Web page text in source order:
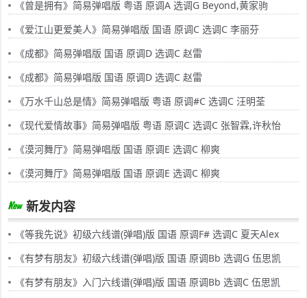
《曾是拥有》简易弹唱版 粤语 原调A 选调G Beyond,黄家驹
《爱江山更爱美人》简易弹唱版 国语 原调C 选调C 李丽芬
《成都》简易弹唱版 国语 原调D 选调C 赵雷
《成都》简易弹唱版 国语 原调D 选调C 赵雷
《万水千山总是情》简易弹唱版 粤语 原调#C 选调C 汪明荃
《现代爱情故事》简易弹唱版 粤语 原调C 选调C 张智霖,许秋怡
《漠河舞厅》简易弹唱版 国语 原调E 选调C 柳爽
《漠河舞厅》简易弹唱版 国语 原调E 选调C 柳爽
新发内容
《等我先说》初级六线谱(弹唱)版 国语 原调F# 选调C 夏天Alex
《有梦有朋友》初级六线谱(弹唱)版 国语 原调Bb 选调G 伍思凯
《有梦有朋友》入门六线谱(弹唱)版 国语 原调Bb 选调C 伍思凯